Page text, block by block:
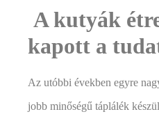
A kutyák
kapott a
Az utóbbi években egyre
jobb minőségű táplálék